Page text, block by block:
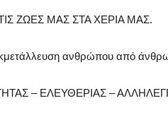
ΖΩΕΣ ΜΑΣ ΣΤΑ ΧΕΡΙΑ ΜΑΣ.
ανθρώπου από
– ΕΛΕΥΘΕΡΙΑΣ –